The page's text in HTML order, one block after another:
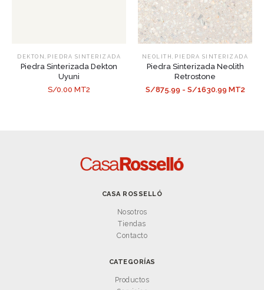
DEKTON , PIEDRA SINTERIZADA
Piedra Sinterizada Dekton
Uyuni
S/0.00 MT2
NEOLITH, PIEDRA SINTERIZADA
Piedra Sinterizada Neolith
Retrostone
S/875.99 - S/1630.99 MT2
CASA ROSSELLÓ
Nosotros
Tiendas
Contacto
CATEGORÍAS
Productos